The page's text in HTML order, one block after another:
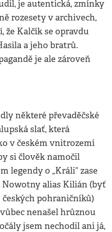
je autentická, zmínky
rozesety v archivech,
že Kalčík se opravdu
a jeho bratrů.
je ale zároveň
některé převaděčské
slať, která
v českém vnitrozemí
si člověk namočil
legendy o „Králi“ zase
Nowotny alias Kilián (byť
pohraničníků)
nenašel hrůznou
jsem nechodil ani já,